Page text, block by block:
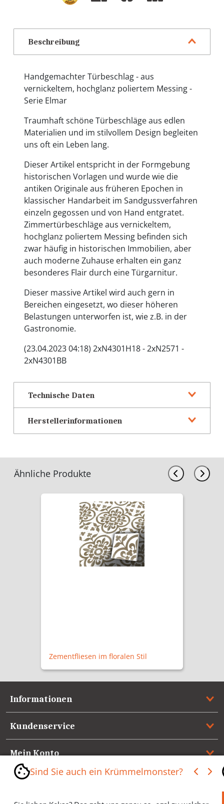
Beschreibung
Handgemachter Türbeschlag - aus
vernickeltem, hochglanz poliertem Messing -
Serie Elmar
Traumhaft schöne Türbeschläge aus edlen
Materialien und im stilvollem Design begleiten
uns oft ein Leben lang.
Dieser Artikel entspricht in der Formgebung
historischen Vorlagen und wurde wie die
antiken Originale aus früheren Epochen in
klassischer Handarbeit im Sandgussverfahren
einzeln gegossen und von Hand entgratet.
Zimmertürbeschläge aus vernickeltem,
hochglanz poliertem Messing befinden sich
zwar häufig in historischen Immobilien, aber
auch moderne Zuhause erhalten ein ganz
besonderes Flair durch eine Türgarnitur.
Dieser massive Artikel wird auch gern in
Bereichen eingesetzt, wo dieser höheren
Belastungen unterworfen ist, wie z.B. in der
Gastronomie.
(23.04.2023 04:18) 2xN4301H18 - 2xN2571 -
2xN4301BB
Technische Daten
Herstellerinformationen
Ähnliche Produkte
IRB4302BB
Informationen
Kundenservice
Mein Konto
Referenzen
Sind Sie auch ein Krümmelmonster?